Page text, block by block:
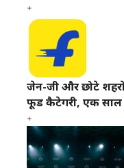
जेन-जी और छोटे शहरों
फूड कैटेगरी, एक साल